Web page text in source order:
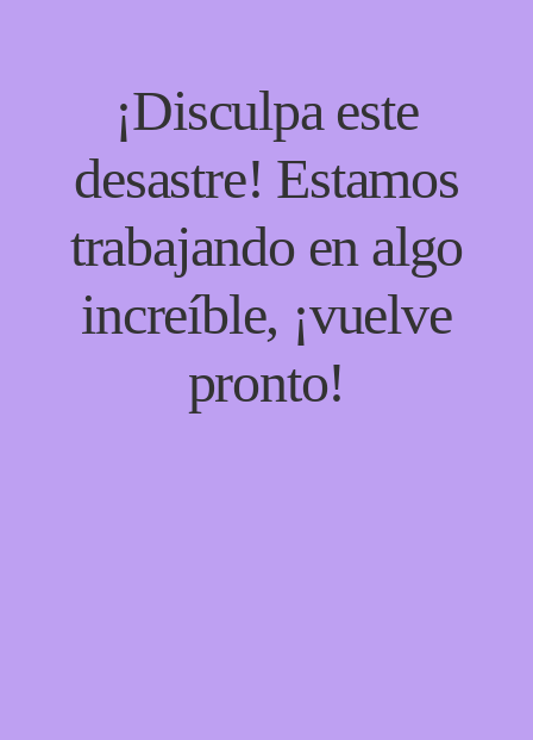
¡Disculpa este
desastre! Estamos
trabajando en algo
increíble, ¡vuelve
pronto!